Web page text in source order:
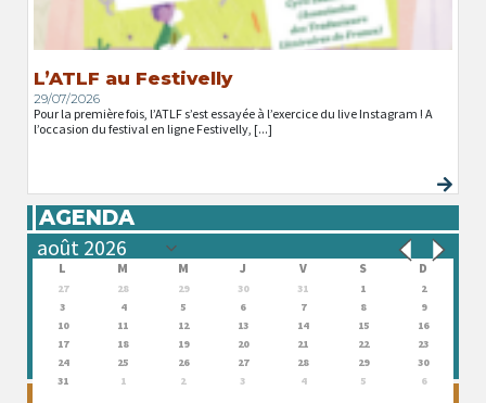
L’ATLF au Festivelly
29/07/2026
Pour la première fois, l’ATLF s’est essayée à l’exercice du live Instagram ! A
l’occasion du festival en ligne Festivelly, [...]
AGENDA
L M M J V S D
27 28 29 30 31 1
2
3
4 5 6 7 8
9
10
11 12 13 14 15
16
17
18 19 20 21 22
23
24
25 26 27 28 29
30
31
1 2 3 4 5 6